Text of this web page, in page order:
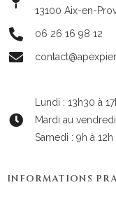
13100 Aix-en-
06 26 16 98 12
Lundi : 13h30 à
Mardi au
Samedi : 9h à 12h
INFORMATIONS